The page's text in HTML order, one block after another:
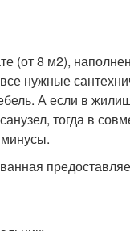
(от 8 м2),
нужные
А если в
тогда в